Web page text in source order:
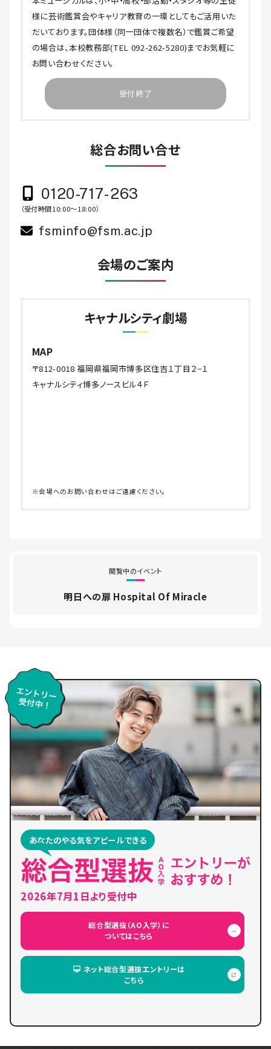
閲覧中のイベント
明日への扉 Hospital Of Miracle
様に芸術鑑賞会やキャリア教育の一環としてもご活用いた
だいております。団体様（同一団体で複数名）で鑑賞ご希望
の場合は、本校教務部(TEL 092-262-5280)までお気軽に
お問い合わせください。
受付終了
総合お問い合せ
0120-717-263
（受付時間10:00～18:00）
fsminfo@fsm.ac.jp
会場のご案内
キャナルシティ劇場
MAP
〒812-0018 福岡県福岡市博多区住吉１丁目２−１
キャナルシティ博多ノースビル４Ｆ
※会場へのお問い合わせはご遠慮ください。
あなたのやる気をアピールできる
2026年7月1日より受付中
総合型選抜（AO入学）に
ついてはこちら
ネット総合型選抜エントリーは
こちら